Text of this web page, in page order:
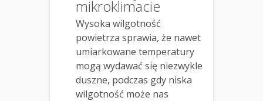
mikroklimacie
Wysoka wilgotność
powietrza sprawia, że nawet
umiarkowane temperatury
mogą wydawać się niezwykle
duszne, podczas gdy niska
wilgotność może nas